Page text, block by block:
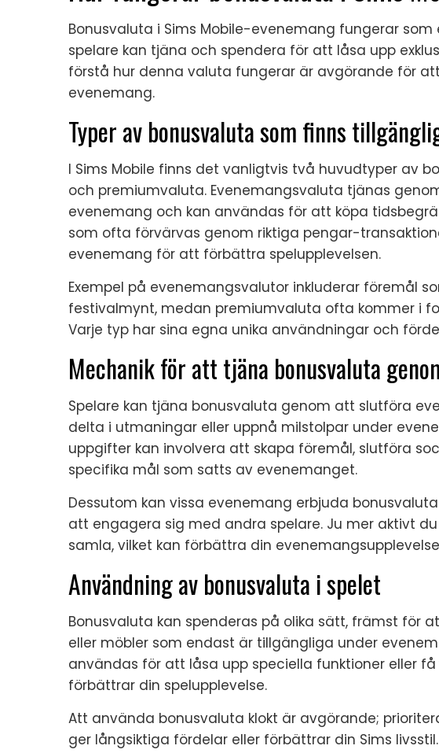
Bonusvaluta i Sims Mobile-evenemang fungerar
spelare kan tjäna och spendera för att låsa upp
förstå hur denna valuta fungerar är avgörande för
evenemang.
Typer av bonusvaluta som finns
I Sims Mobile finns det vanligtvis två huvudtyper av
och premiumvaluta. Evenemangsvaluta tjänas
evenemang och kan användas för att köpa
som ofta förvärvas genom riktiga pengar-
evenemang för att förbättra spelupplevelsen.
Exempel på evenemangsvalutor inkluderar föremål
festivalmynt, medan premiumvaluta ofta kommer i
Varje typ har sina egna unika användningar och
Mechanik för att tjäna bonusvaluta
Spelare kan tjäna bonusvaluta genom att slutföra
delta i utmaningar eller uppnå milstolpar under
uppgifter kan involvera att skapa föremål, slutföra
specifika mål som satts av evenemanget.
Dessutom kan vissa evenemang erbjuda
att engagera sig med andra spelare. Ju mer aktivt
samla, vilket kan förbättra din
Användning av bonusvaluta i spelet
Bonusvaluta kan spenderas på olika sätt, främst för
eller möbler som endast är tillgängliga under
användas för att låsa upp speciella funktioner eller
förbättrar din spelupplevelse.
Att använda bonusvaluta klokt är avgörande;
ger långsiktiga fördelar eller förbättrar din Sims